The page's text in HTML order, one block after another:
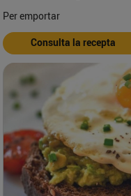
Per emportar
Consulta la recepta